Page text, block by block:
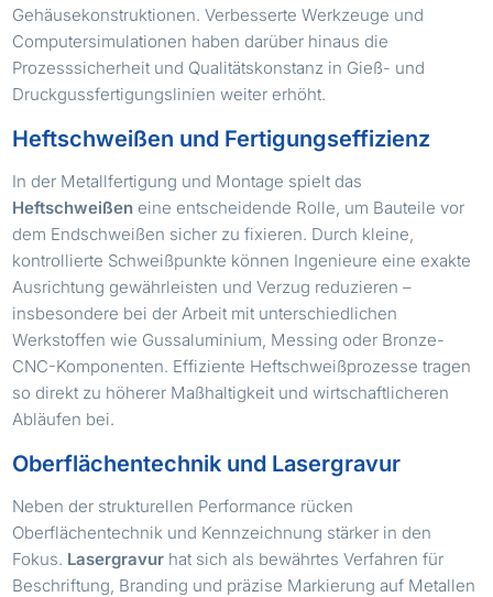
Gehäusekonstruktionen. Verbesserte Werkzeuge und
Computersimulationen haben darüber hinaus die
Prozesssicherheit und Qualitätskonstanz in Gieß- und
Druckgussfertigungslinien weiter erhöht.
Heftschweißen und Fertigungseffizienz
In der Metallfertigung und Montage spielt das
Heftschweißen eine entscheidende Rolle, um Bauteile vor
dem Endschweißen sicher zu fixieren. Durch kleine,
kontrollierte Schweißpunkte können Ingenieure eine exakte
Ausrichtung gewährleisten und Verzug reduzieren –
insbesondere bei der Arbeit mit unterschiedlichen
Werkstoffen wie Gussaluminium, Messing oder Bronze-
CNC-Komponenten. Effiziente Heftschweißprozesse tragen
so direkt zu höherer Maßhaltigkeit und wirtschaftlicheren
Abläufen bei.
Oberflächentechnik und Lasergravur
Neben der strukturellen Performance rücken
Oberflächentechnik und Kennzeichnung stärker in den
Fokus. Lasergravur hat sich als bewährtes Verfahren für
Beschriftung, Branding und präzise Markierung auf Metallen